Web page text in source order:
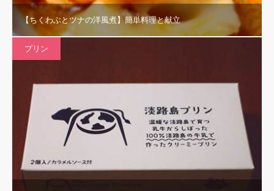
【ちくわぶとツナの洋風煮】簡単料理と献立
プリン